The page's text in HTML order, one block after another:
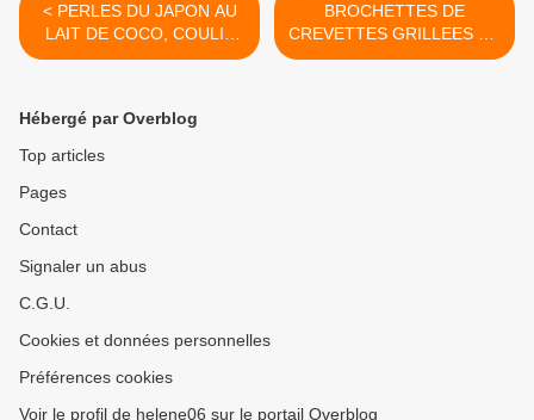
< PERLES DU JAPON AU
LAIT DE COCO, COULIS
DE FRAMBOISES
BROCHETTES DE
CREVETTES GRILLEES AU
PESTO >
Hébergé par Overblog
Top articles
Pages
Contact
Signaler un abus
C.G.U.
Cookies et données personnelles
Préférences cookies
Voir le profil de helene06 sur le portail Overblog